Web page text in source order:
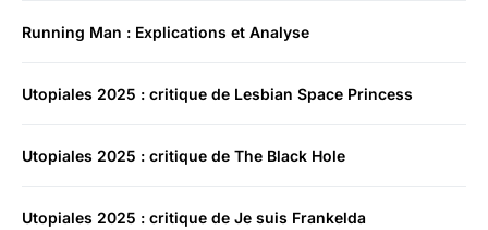
Running Man : Explications et Analyse
Utopiales 2025 : critique de Lesbian Space Princess
Utopiales 2025 : critique de The Black Hole
Utopiales 2025 : critique de Je suis Frankelda